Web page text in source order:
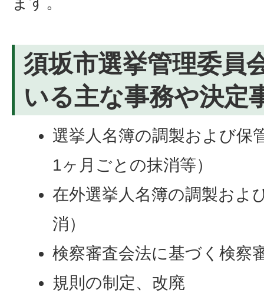
須坂市選挙管理委員
いる主な事務や決定
選挙人名簿の調製および保
1ヶ月ごとの抹消等）
在外選挙人名簿の調製およ
消）
検察審査会法に基づく検察
規則の制定、改廃